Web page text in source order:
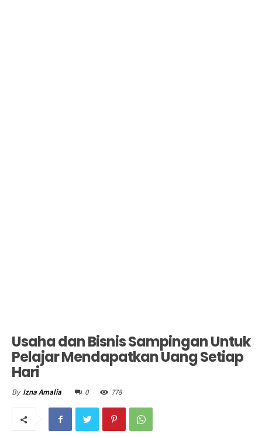
Usaha dan Bisnis Sampingan Untuk
Pelajar Mendapatkan Uang Setiap
Hari
By Izna Amalia 0 778